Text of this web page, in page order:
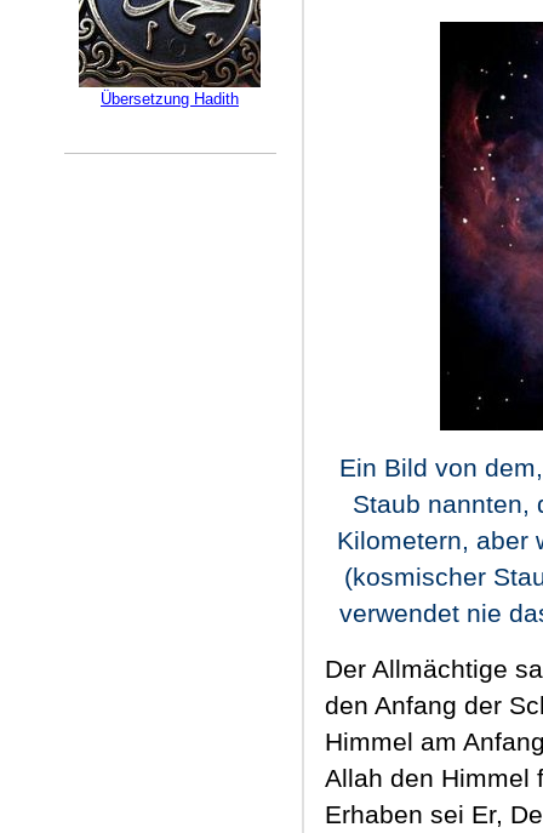
Ein Bild von
Staub nannten,
Kilometern, aber
(kosmischer
verwendet nie
Der Allmächtige
den Anfang der
Himmel am
Allah den Himmel
Erhaben sei Er,
Übersetzung Hadith